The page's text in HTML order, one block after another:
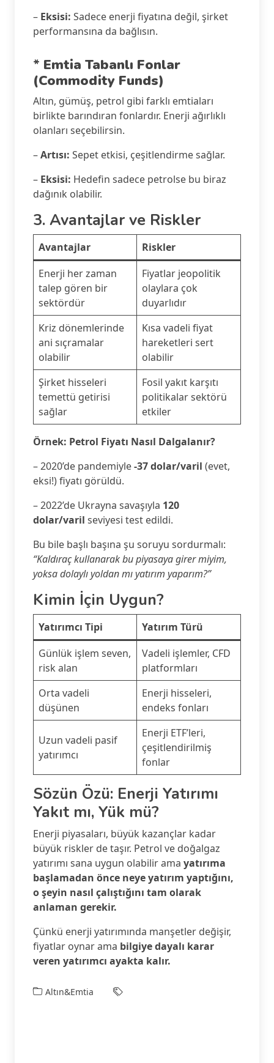
– Eksisi: Sadece enerji fiyatına değil, şirket
performansına da bağlısın.
* Emtia Tabanlı Fonlar
(Commodity Funds)
Altın, gümüş, petrol gibi farklı emtiaları
birlikte barındıran fonlardır. Enerji ağırlıklı
olanları seçebilirsin.
–Artısı: Sepet etkisi, çeşitlendirme sağlar.
– Eksisi: Hedefin sadece petrolse bu biraz
dağınık olabilir.
3. Avantajlar ve Riskler
Avantajlar
Riskler
Enerji her zaman
talep gören bir
sektördür
Fiyatlar jeopolitik
olaylara çok
duyarlıdır
Kriz dönemlerinde
ani sıçramalar
olabilir
Kısa vadeli fiyat
hareketleri sert
olabilir
Şirket hisseleri
temettü getirisi
sağlar
Fosil yakıt karşıtı
politikalar sektörü
etkiler
Örnek: Petrol Fiyatı Nasıl Dalgalanır?
– 2020’de pandemiyle-37 dolar/varil (evet,
eksi!) fiyatı görüldü.
– 2022’de Ukrayna savaşıyla 120
dolar/varil seviyesi test edildi.
Bu bile başlı başına şu soruyu sordurmalı:
“Kaldıraç kullanarak bu piyasaya girer miyim,
yoksa dolaylı yoldan mı yatırım yaparım?”
Kimin İçin Uygun?
Yatırımcı Tipi
Yatırım Türü
Günlük işlem seven,
risk alan
Vadeli işlemler, CFD
platformları
Orta vadeli
düşünen
Enerji hisseleri,
endeks fonları
Uzun vadeli pasif
yatırımcı
Enerji ETF’leri,
çeşitlendirilmiş
fonlar
Sözün Özü: Enerji Yatırımı
Yakıt mı, Yük mü?
Enerji piyasaları, büyük kazançlar kadar
büyük riskler de taşır. Petrol ve doğalgaz
yatırımı sana uygun olabilir ama yatırıma
başlamadan önce neye yatırım yaptığını,
o şeyin nasıl çalıştığını tam olarak
anlaman gerekir.
Çünkü enerji yatırımında manşetler değişir,
fiyatlar oynar ama bilgiye dayalı karar
veren yatırımcı ayakta kalır.
Altın&Emtia